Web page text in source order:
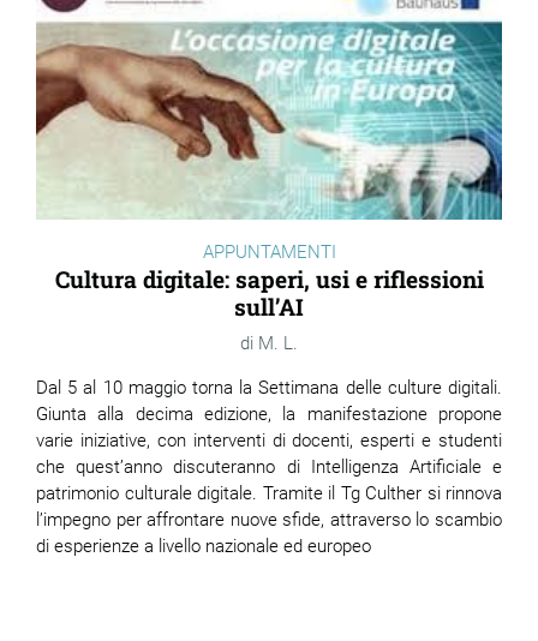
APPUNTAMENTI
Cultura digitale: saperi, usi e riflessioni
sull’AI
M. L.
Dal 5 al 10 maggio torna la Settimana delle culture digitali.
Giunta alla decima edizione, la manifestazione propone
varie iniziative, con interventi di docenti, esperti e studenti
che quest’anno discuteranno di Intelligenza Artificiale e
patrimonio culturale digitale. Tramite il Tg Culther si rinnova
l’impegno per affrontare nuove sfide, attraverso lo scambio
di esperienze a livello nazionale ed europeo